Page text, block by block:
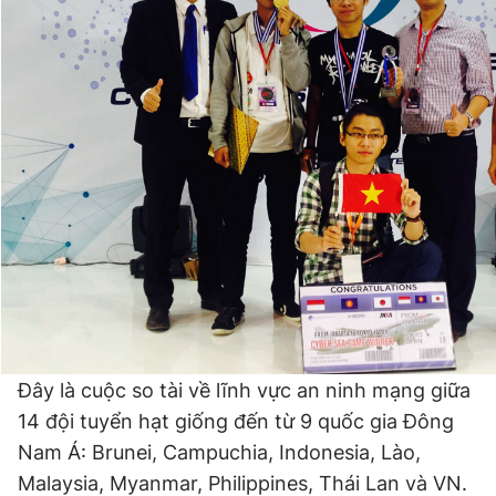
Theo dõi báo trên
0906 645 777
Liên hệ quảng cáo
0908 780 404
Đặt báo Quảng cáo RSS Tòa soạn Chính sách bảo
Tổng biên tập: Nguyễn Ngọc Toàn
Phó tổng biên tập thường trực: Hải Thành
Phó tổng biên tập: Lâm Hiếu Dũng
Phó tổng biên tập: Trần Việt Hưng
Tổng thư ký tòa soạn: Đức Trung
Giấy phép xuất bản số 110/GP - BTTTT cấp ngày 24.3.2020
© 2003-2026 Bản quyền thuộc về Báo Thanh Niên. Cấm sao
chép dưới mọi hình thức nếu không có sự chấp thuận bằng văn
bản. Phát triển bởi ePi Technologies, JSC.
Đây là cuộc so tài về lĩnh vực an ninh mạng giữa
14 đội tuyển hạt giống đến từ 9 quốc gia Đông
Nam Á: Brunei, Campuchia, Indonesia, Lào,
Malaysia, Myanmar, Philippines, Thái Lan và VN.